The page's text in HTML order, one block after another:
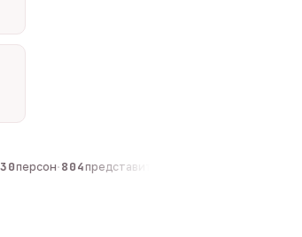
персон·804представителей